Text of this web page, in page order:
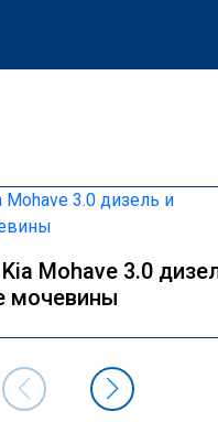
Mohave 3.0
мочевины